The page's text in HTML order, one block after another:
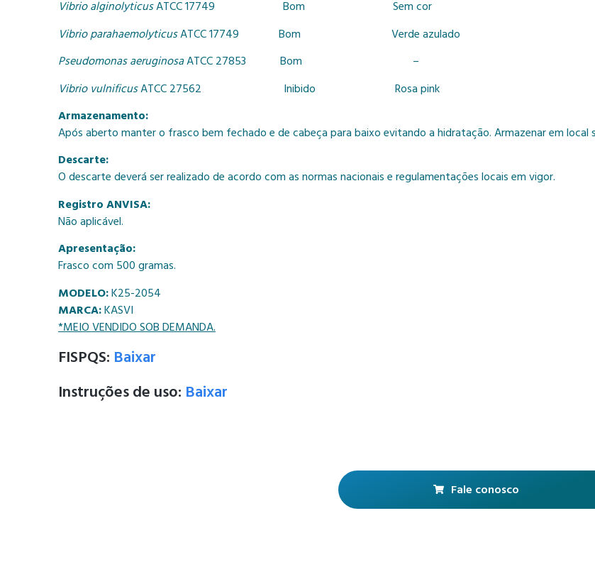
Vibrio alginolyticusATCC 17749 Bom Sem cor
Vibrio parahaemolyticusATCC 17749 Bom Verde azulado
Pseudomonas aeruginosaATCC 27853
Bom –
Vibrio vulnificusATCC 27562 Inibido Rosa pink
Armazenamento:
Após aberto manter o frasco bem fechado e de cabeça para baixo evitando a hidratação. Armazenar em local
Descarte:
O descarte deverá ser realizado de acordo com as normas nacionais e regulamentações locais em vigor.
Registro ANVISA:
Não aplicável.
Apresentação:
Frasco com 500 gramas.
MODELO:K25-2054
MARCA:KASVI
*MEIO VENDIDO SOB DEMANDA.
FISPQS: Baixar
Instruções de uso: Baixar
Fale conosco